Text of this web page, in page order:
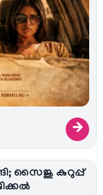
→
സൈജു കുറുപ്പ്